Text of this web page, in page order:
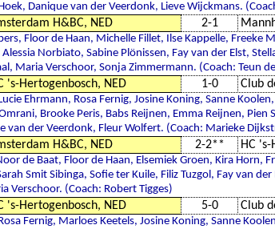
Danique van der Veerdonk, Lieve Wijckmans.
H&BC, NED 2-1
Floor de Haan, Michelle Fillet, Ilse Kappelle, Freeke
Norbiato, Sabine Plönissen, Fay van der Elst,
Maria Verschoor, Sonja Zimmermann. (Coach: Teun
's-Hertogenbosch, NED 1-0 Club
Ehrmann, Rosa Fernig, Josine Koning, Sanne
Brooke Peris, Babs Reijnen, Emma Reijnen, Pien
van der Veerdonk, Fleur Wolfert. (Coach: Marieke
H&BC, NED 2-2** HC
de Baat, Floor de Haan, Elsemiek Groen, Kira Horn,
Smit Sibinga, Sofie ter Kuile, Filiz Tuzgol, Fay van
Verschoor. (Coach: Robert Tigges)
's-Hertogenbosch, NED 5-0 Club
Fernig, Marloes Keetels, Josine Koning, Sanne